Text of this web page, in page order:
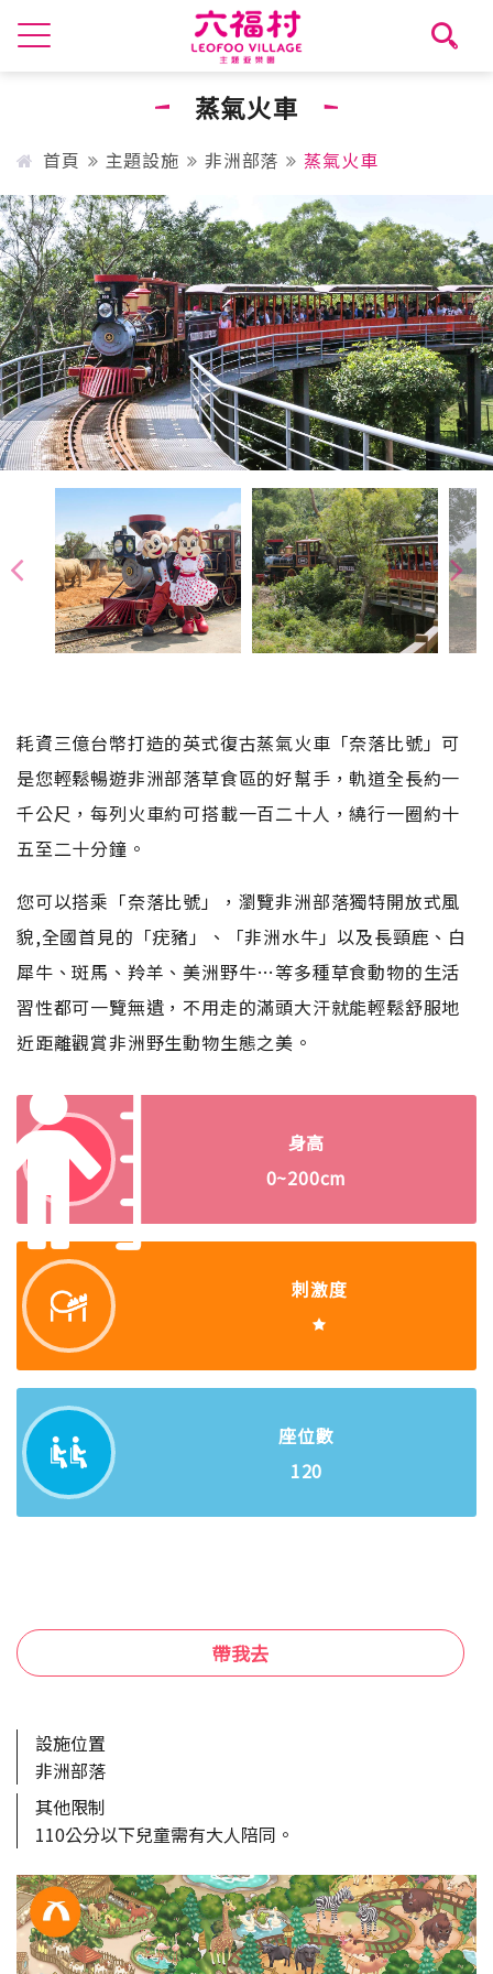
蒸氣火車
首頁 主題設施 非洲部落 蒸氣火車
耗資三億台幣打造的英式復古蒸氣火車「奈落比號」可
是您輕鬆暢遊非洲部落草食區的好幫手，軌道全長約一
千公尺，每列火車約可搭載一百二十人，繞行一圈約十
五至二十分鐘。
您可以搭乘「奈落比號」，瀏覽非洲部落獨特開放式風
貌,全國首見的「疣豬」、「非洲水牛」以及長頸鹿、白
犀牛、斑馬、羚羊、美洲野牛…等多種草食動物的生活
習性都可一覽無遺，不用走的滿頭大汗就能輕鬆舒服地
近距離觀賞非洲野生動物生態之美。
身高
0~200cm
刺激度
座位數
120
帶我去
設施位置
非洲部落
其他限制
110公分以下兒童需有大人陪同。